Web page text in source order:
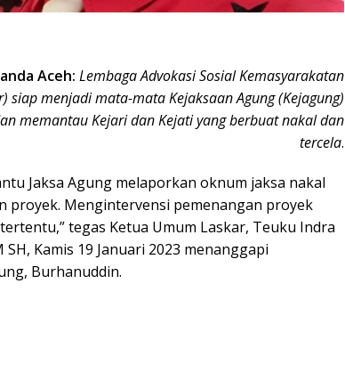
Aceh: Lembaga Advokasi Sosial Kemasyarakatan
siap menjadi mata-mata Kejaksaan Agung (Kejagung)
memantau Kejari dan Kejati yang berbuat nakal dan
tercela.
Jaksa Agung melaporkan oknum jaksa nakal
proyek. Mengintervensi pemenangan proyek
tegas Ketua Umum Laskar, Teuku Indra
SH, Kamis 19 Januari 2023 menanggapi
Burhanuddin.